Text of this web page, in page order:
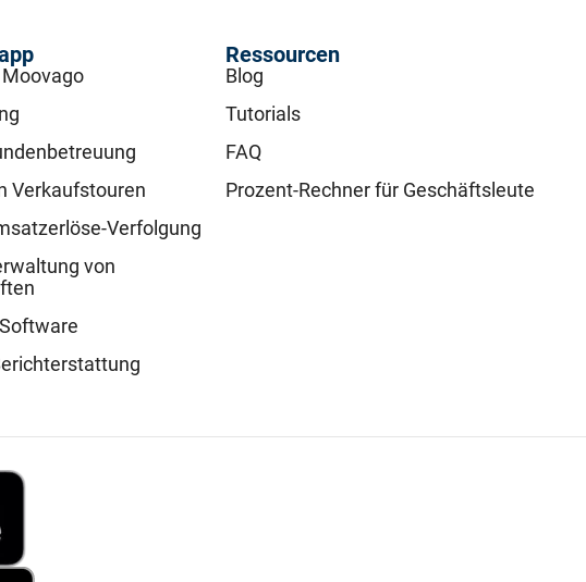
Verkaufstouren
Verfolgung
von
Ressourcen
Blog
Tutorials
FAQ
Prozent-Rechner für Geschäftsleute